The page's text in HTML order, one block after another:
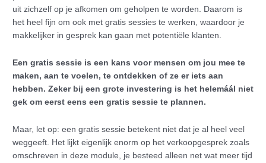
uit zichzelf op je afkomen om geholpen te worden. Daarom is
het heel fijn om ook met gratis sessies te werken, waardoor je
makkelijker in gesprek kan gaan met potentiële klanten.
Een gratis sessie is een kans voor mensen om jou mee te
maken, aan te voelen, te ontdekken of ze er iets aan
hebben. Zeker bij een grote investering is het helemáál niet
gek om eerst eens een gratis sessie te plannen.
Maar, let op: een gratis sessie betekent niet dat je al heel veel
weggeeft. Het lijkt eigenlijk enorm op het verkoopgesprek zoals
omschreven in deze module, je besteed alleen net wat meer tijd